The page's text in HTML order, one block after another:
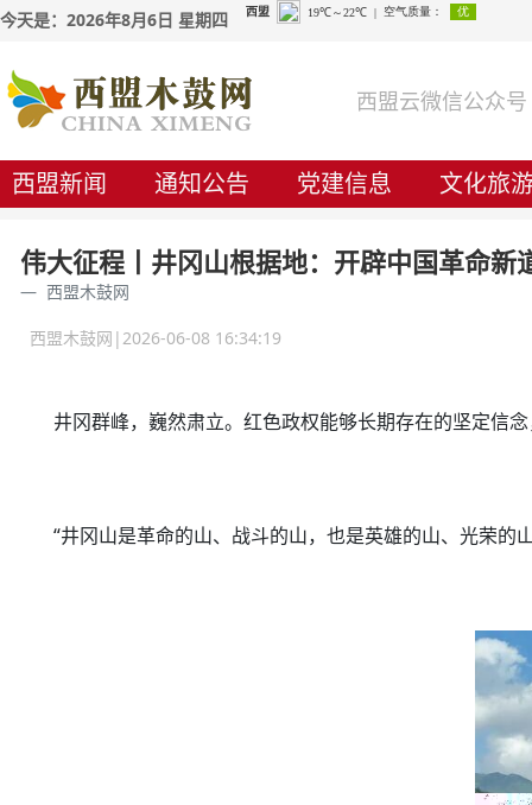
今天是：2026年8月6日 星期四
西盟云微信公众号
西盟新闻 通知公告 党建信息 文化旅
伟大征程丨井冈山根据地：开辟中国革命新
西盟木鼓网
西盟木鼓网|2026-06-08 16:34:19
井冈群峰，巍然肃立。红色政权能够长期存在的坚定信念
“井冈山是革命的山、战斗的山，也是英雄的山、光荣的